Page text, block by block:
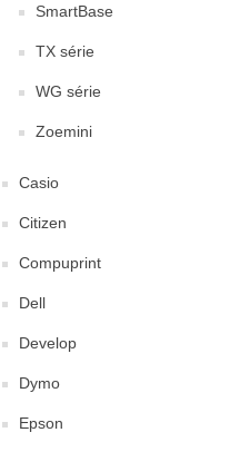
SmartBase
TX série
WG série
Zoemini
Casio
Citizen
Compuprint
Dell
Develop
Dymo
Epson